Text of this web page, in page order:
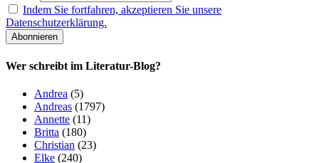
Indem Sie fortfahren, akzeptieren Sie unsere
Datenschutzerklärung.
Wer schreibt im Literatur-Blog?
Andrea (5)
Andreas (1797)
Annette (11)
Britta (180)
Christian (23)
Elke (240)